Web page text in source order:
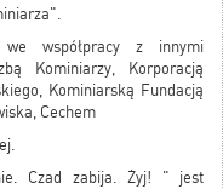
we współpracy z innymi
Kominiarzy, Korporacją
Kominiarską Fundacją
Cechem
Czad zabija. Żyj! " jest